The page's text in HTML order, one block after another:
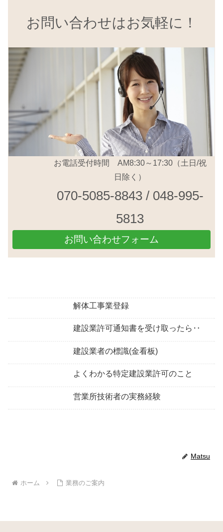
お問い合わせはお気軽に！
お電話受付時間 AM8:30～17:30（土日/祝
日除く）
070-5085-8843 / 048-995-
5813
お問い合わせフォーム
解体工事業登録
建設業許可通知書を受け取ったら‥
建設業者の標識(金看板)
よくわかる特定建設業許可のこと
営業所技術者の実務経験
Matsu
ホーム 業務のご案内